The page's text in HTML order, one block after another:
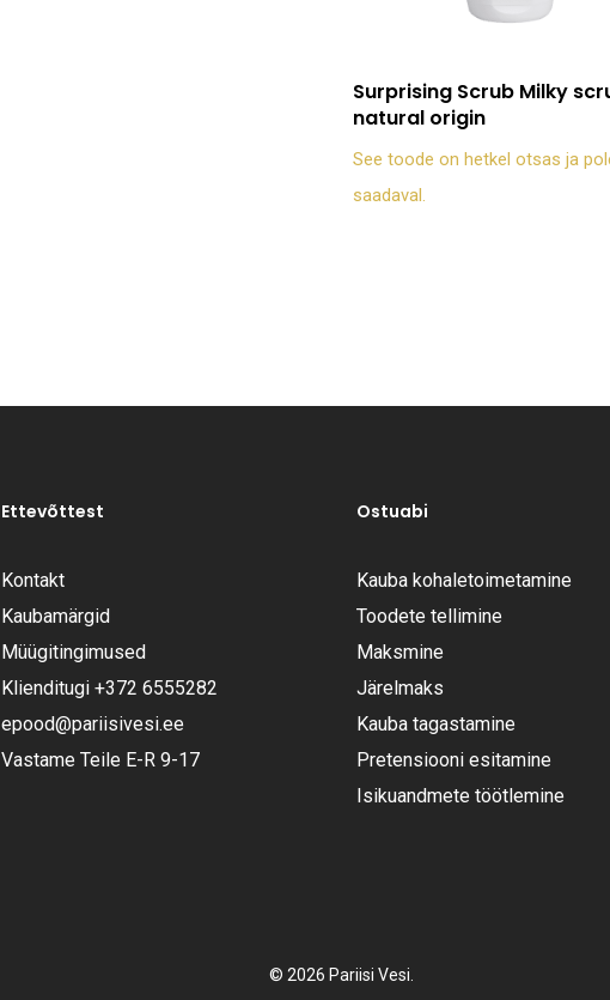
Loe edasi
Surprising Scrub Milky
natural origin
See toode on hetkel otsas ja
saadaval.
Ettevõttest
Kontakt
Kaubamärgid
Müügitingimused
Klienditugi +372 6555282
epood@pariisivesi.ee
Vastame Teile E-R 9-17
Ostuabi
Kauba kohaletoimetamine
Toodete tellimine
Maksmine
Järelmaks
Kauba tagastamine
Pretensiooni esitamine
Isikuandmete töötlemine
© 2026 Pariisi Vesi.